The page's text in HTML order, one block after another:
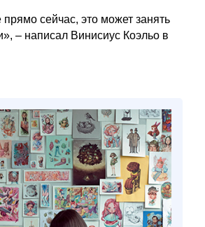
сейчас, это может занять
– написал Винисиус Коэльо в